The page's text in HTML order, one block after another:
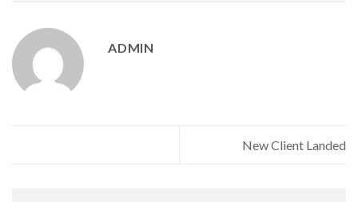
ADMIN
New Client Landed